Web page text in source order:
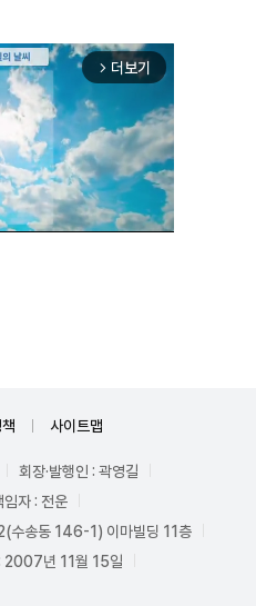
arrow_forward_ios 더보기
사이트맵
회장·발행인 : 곽영길
임자 : 전운
수송동 146-1) 이마빌딩 11층
2007년 11월 15일